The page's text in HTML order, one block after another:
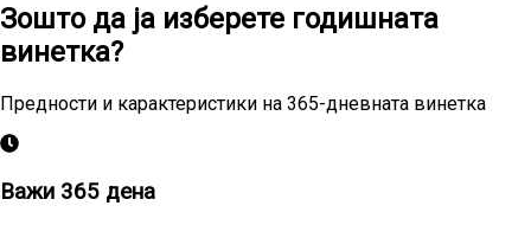
Зошто да ја изберете годишната
винетка?
Предности и карактеристики на 365-дневната винетка
Важи 365 дена